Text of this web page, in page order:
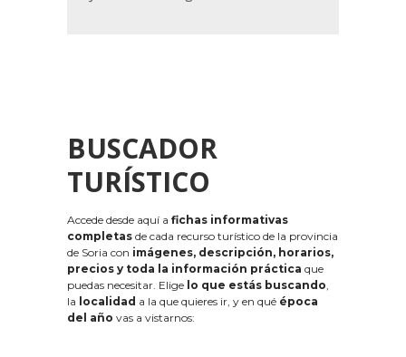
BUSCADOR
TURÍSTICO
Accede desde aquí a fichas informativas
completas de cada recurso turístico de la provincia
de Soria con imágenes, descripción, horarios,
precios y toda la información práctica que
puedas necesitar. Elige lo que estás buscando,
la localidad a la que quieres ir, y en qué época
del año vas a vistarnos: